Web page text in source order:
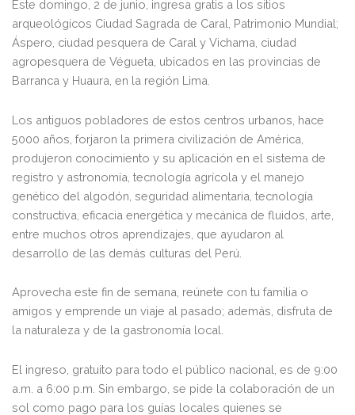
Este domingo, 2 de junio, ingresa gratis a los sitios
arqueológicos Ciudad Sagrada de Caral, Patrimonio Mundial;
Áspero, ciudad pesquera de Caral y Vichama, ciudad
agropesquera de Végueta, ubicados en las provincias de
Barranca y Huaura, en la región Lima.
Los antiguos pobladores de estos centros urbanos, hace
5000 años, forjaron la primera civilización de América,
produjeron conocimiento y su aplicación en el sistema de
registro y astronomía, tecnología agrícola y el manejo
genético del algodón, seguridad alimentaria, tecnología
constructiva, eficacia energética y mecánica de fluidos, arte,
entre muchos otros aprendizajes, que ayudaron al
desarrollo de las demás culturas del Perú.
Aprovecha este fin de semana, reúnete con tu familia o
amigos y emprende un viaje al pasado; además, disfruta de
la naturaleza y de la gastronomía local.
El ingreso, gratuito para todo el público nacional, es de 9:00
a.m. a 6:00 p.m. Sin embargo, se pide la colaboración de un
sol como pago para los guías locales quienes se